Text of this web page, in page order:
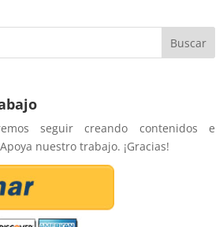
seguir creando contenidos e
nuestro trabajo. ¡Gracias!